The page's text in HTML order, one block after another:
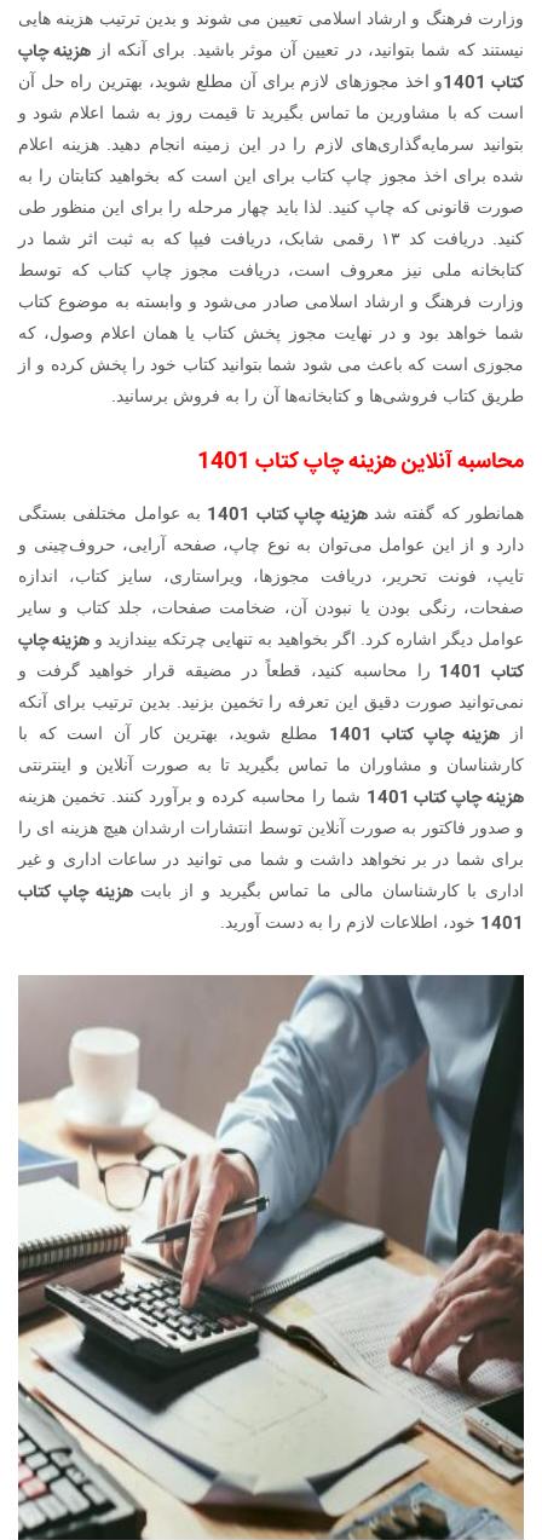
وزارت فرهنگ و ارشاد اسلامی تعیین می شوند و بدین ترتیب هزینه هایی
نیستند که شما بتوانید، در تعیین آن موثر باشید. برای آنکه از هزینه چاپ
کتاب 1401
و اخذ مجوزهای لازم برای آن مطلع شوید، بهترین راه حل آن
است که با مشاورین ما تماس بگیرید تا قیمت روز به شما اعلام شود و
بتوانید سرمایه‌گذاری‌های لازم را در این زمینه انجام دهید. هزینه اعلام
شده برای اخذ مجوز چاپ کتاب برای این است که بخواهید کتابتان را به
صورت قانونی که چاپ کنید. لذا باید چهار مرحله را برای این منظور طی
کنید. دریافت کد ۱۳ رقمی شابک، دریافت فیپا که به ثبت اثر شما در
کتابخانه ملی نیز معروف است، دریافت مجوز چاپ کتاب که توسط
وزارت فرهنگ و ارشاد اسلامی صادر می‌شود و وابسته به موضوع کتاب
شما خواهد بود و در نهایت مجوز پخش کتاب یا همان اعلام وصول، که
مجوزی است که باعث می شود شما بتوانید کتاب خود را پخش کرده و از
طریق کتاب فروشی‌ها و کتابخانه‌ها آن را به فروش برسانید.
محاسبه آنلاین هزینه چاپ کتاب 1401
همانطور که گفته شدهزینه چاپ کتاب 1401
به عوامل مختلفی بستگی
دارد و از این عوامل می‌توان به نوع چاپ، صفحه آرایی، حروف‌چینی و
تایپ، فونت تحریر، دریافت مجوزها، ویراستاری، سایز کتاب، اندازه
صفحات، رنگی بودن یا نبودن آن، ضخامت صفحات، جلد کتاب و سایر
عوامل دیگر اشاره کرد. اگر بخواهید به تنهایی چرتکه بیندازید و هزینه چاپ
کتاب 1401
را محاسبه کنید، قطعاً در مضیقه قرار خواهید گرفت و
نمی‌توانید صورت دقیق این تعرفه را تخمین بزنید. بدین ترتیب برای آنکه
از هزینه چاپ کتاب 1401
مطلع شوید، بهترین کار آن است که با
کارشناسان و مشاوران ما تماس بگیرید تا به صورت آنلاین و اینترنتی
هزینه چاپ کتاب 1401
شما را محاسبه کرده و برآورد کنند. تخمین هزینه
و صدور فاکتور به صورت آنلاین توسط انتشارات ارشدان هیچ هزینه ای را
برای شما در بر نخواهد داشت و شما می توانید در ساعات اداری و غیر
اداری با کارشناسان مالی ما تماس بگیرید و از بابتهزینه چاپ کتاب
1401 خود، اطلاعات لازم را به دست آورید.